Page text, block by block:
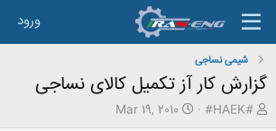
ورود
شیمی نساجی
گزارش کار آز تکمیل کالای نساجی
ش
#HAEK#
تMar 19, 2010